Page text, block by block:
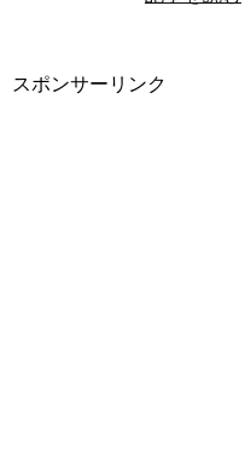
スポンサーリンク